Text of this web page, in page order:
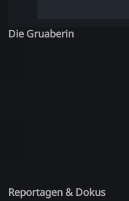
Die Gruaberin
Reportagen & Dokus